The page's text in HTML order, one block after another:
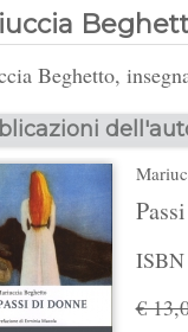
Beghetto,
ISBN
€